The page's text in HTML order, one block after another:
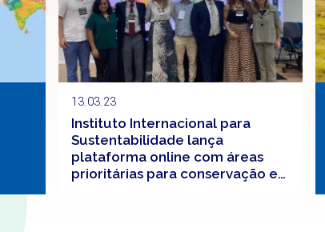
13.03.23
Instituto Internacional para
Sustentabilidade lança
plataforma online com áreas
prioritárias para conservação e